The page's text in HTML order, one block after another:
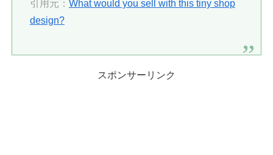
引用元： What would you sell with this tiny shop
design?
スポンサーリンク